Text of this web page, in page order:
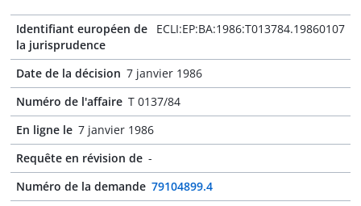
Identifiant européen de
la jurisprudence
ECLI:EP:BA:1986:T013784.19860107
Date de la décision 7 janvier 1986
Numéro de l'affaire T 0137/84
En ligne le 7 janvier 1986
Requête en révision de -
Numéro de la demande 79104899.4